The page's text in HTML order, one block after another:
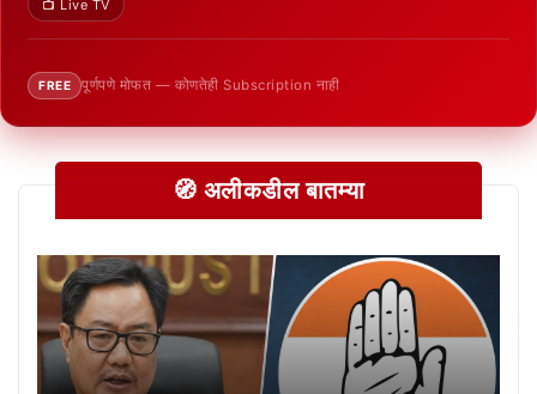
📺 Live TV
FREE पूर्णपणे मोफत — कोणतेही Subscription नाही
🧭 अलीकडील बातम्या